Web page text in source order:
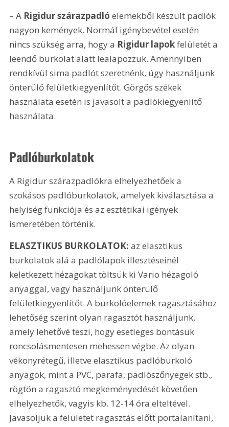
– A Rigidur szárazpadló elemekből készült padlók
nagyon kemények. Normál igénybevétel esetén
nincs szükség arra, hogy a Rigidur lapok felületét a
leendő burkolat alatt lealapozzuk. Amennyiben
rendkívül sima padlót szeretnénk, úgy használjunk
önterülő felületkiegyenlítőt. Görgős székek
használata esetén is javasolt a padlókiegyenlítő
használata.
Padlóburkolatok
A Rigidur szárazpadlókra elhelyezhetőek a
szokásos padlóburkolatok, amelyek kiválasztása a
helyiség funkciója és az esztétikai igények
ismeretében történik.
ELASZTIKUS BURKOLATOK: az elasztikus
burkolatok alá a padlólapok illesztéseinél
keletkezett hézagokat töltsük ki Vario hézagoló
anyaggal, vagy használjunk önterülő
felületkiegyenlítőt. A burkolóelemek ragasztásához
lehetőség szerint olyan ragasztót használjunk,
amely lehetővé teszi, hogy esetleges bontásuk
roncsolásmentesen mehessen végbe. Az olyan
vékonyrétegű, illetve elasztikus padlóburkoló
anyagok, mint a PVC, parafa, padlószőnyegek stb.,
rögtön a ragasztó megkeményedését követően
elhelyezhetők, vagyis kb. 12-14 óra elteltével.
Javasoljuk a felületet ragasztás előtt portalanítani,